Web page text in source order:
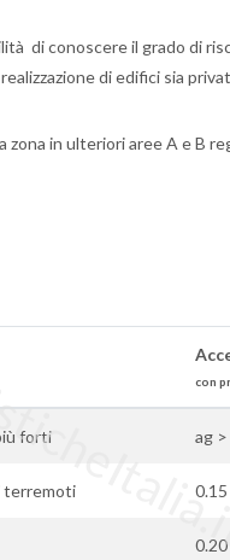
di conoscere il grado di
di edifici sia
in ulteriori aree A e B
con
forti ag
terremoti 0.15
0.20